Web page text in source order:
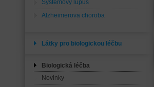
Systémový lupus
Alzheimerova choroba
Látky pro biologickou léčbu
Biologická léčba
Novinky